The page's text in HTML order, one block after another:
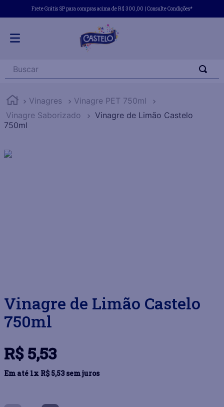
Frete Grátis SP para compras acima de R$ 300,00 | Consulte Condições*
Buscar
Vinagres
Vinagre PET 750ml
Vinagre Saborizado
Vinagre de Limão Castelo
750ml
Vinagre de Limão Castelo
750ml
R$ 5,53
Em até 1x R$ 5,53sem juros